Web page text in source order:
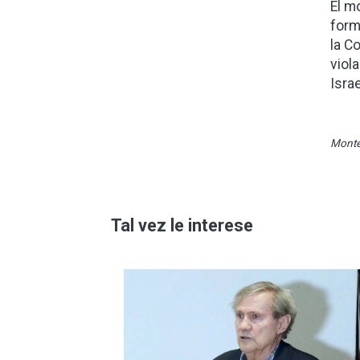
El
la
Tal vez le interese